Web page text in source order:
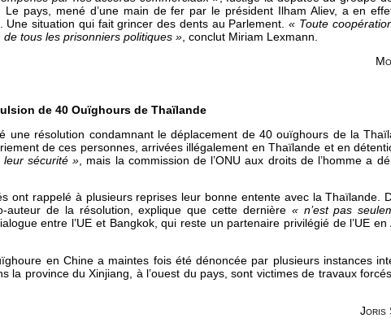
pays, mené d’une main de fer par le président Ilham Aliev, a en
Une situation qui fait grincer des dents au Parlement. « Toute
tous les prisonniers politiques », conclut Miriam Lexmann.
de 40 Ouïghours de Thaïlande
une résolution condamnant le déplacement de 40 ouïghours de la
de ces personnes, arrivées illégalement en Thaïlande et en
leur sécurité » , mais la commission de l’ONU aux droits de l’homme a
ont rappelé à plusieurs reprises leur bonne entente avec la Thaïlande.
auteur de la résolution, explique que cette dernière « n’est pas
entre l’UE et Bangkok, qui reste un partenaire privilégié de l’UE en
en Chine a maintes fois été dénoncée par plusieurs instances
la province du Xinjiang, à l’ouest du pays, sont victimes de travaux
Joris